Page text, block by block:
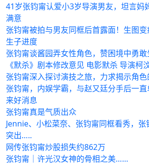
41岁张钧甯认爱小3岁导演男友，坦言妈
满意
张钧甯被拍与男友同框后首露面！生图
生子进度
张钧甯谈酱园弄女性角色，赞困境中勇
《默杀》剧本修改意见 电影默杀 导演柯
张钧甯深入探讨演技之旅，力求揭示角
张钧甯，内娱学霸，与赵又廷分手后一
来好消息
张钧甯真是气质出众
Jennie、小松菜奈、张钧甯同框看秀，
突出…..
网传张钧甯炒股损失约862万
张钧甯｜许光汉女神的骨相之美……